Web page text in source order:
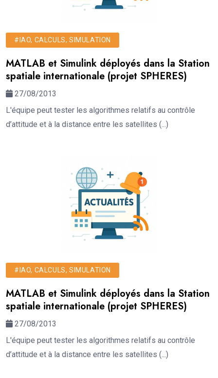
#IAO, CALCULS, SIMULATION
MATLAB et Simulink déployés dans la Station
spatiale internationale (projet SPHERES)
27/08/2013
L'équipe peut tester les algorithmes relatifs au contrôle
d’attitude et à la distance entre les satellites (...)
#IAO, CALCULS, SIMULATION
MATLAB et Simulink déployés dans la Station
spatiale internationale (projet SPHERES)
27/08/2013
L'équipe peut tester les algorithmes relatifs au contrôle
d’attitude et à la distance entre les satellites (...)